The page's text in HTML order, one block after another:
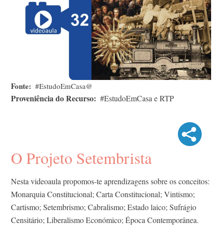
Fonte #EstudoEmCasa@
Proveniência do Recurso #EstudoEmCasa e RTP
O Projeto Setembrista
Nesta videoaula propomos-te aprendizagens sobre os conceitos:
Monarquia Constitucional; Carta Constitucional; Vintismo;
Cartismo; Setembrismo; Cabralismo; Estado laico; Sufrágio
Censitário; Liberalismo Económico; Época Contemporânea.